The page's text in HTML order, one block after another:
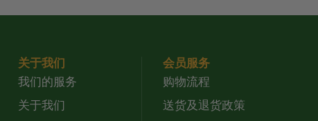
关于我们
我们的服务
关于我们
会员服务
购物流程
送货及退货政策